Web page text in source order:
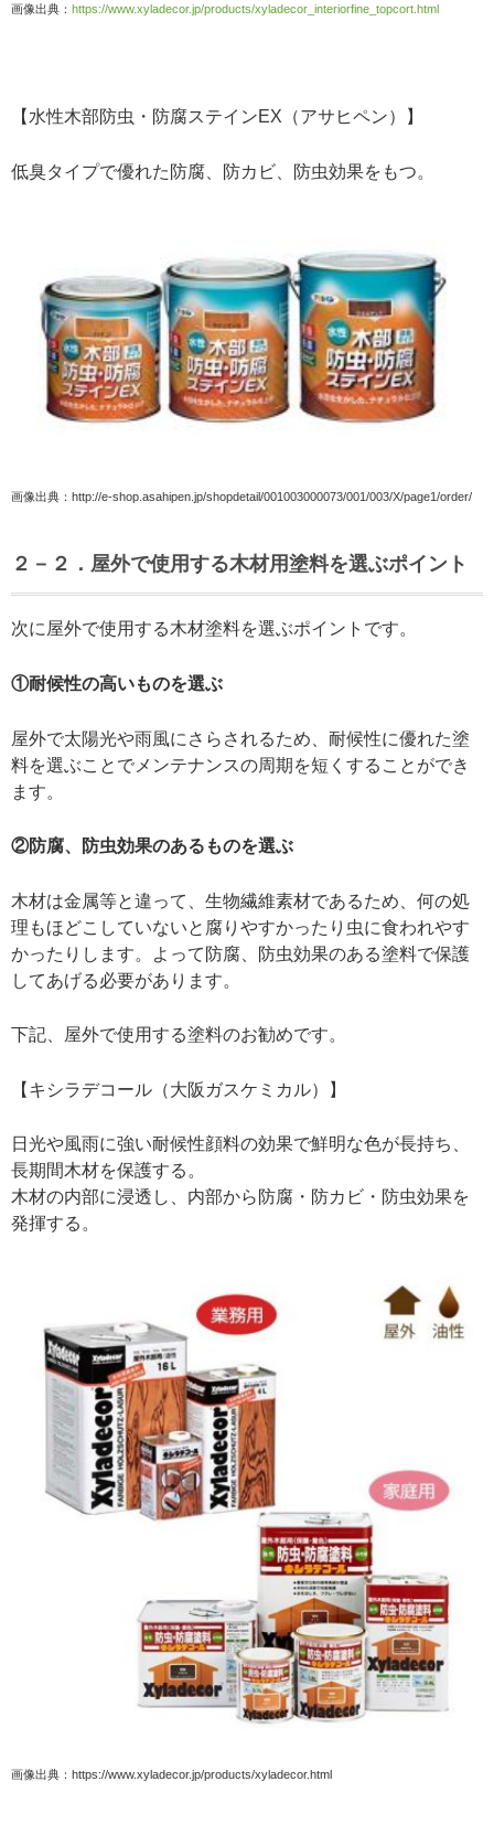
画像出典： https://www.xyladecor.jp/products/xyladecor_interiorfine_topcort.html
【水性木部防虫・防腐ステインEX（アサヒペン）】
低臭タイプで優れた防腐、防カビ、防虫効果をもつ。
画像出典：http://e-shop.asahipen.jp/shopdetail/001003000073/001/003/X/page1/order/
２－２．屋外で使用する木材用塗料を選ぶポイント
次に屋外で使用する木材塗料を選ぶポイントです。
①耐候性の高いものを選ぶ
屋外で太陽光や雨風にさらされるため、耐候性に優れた塗
料を選ぶことでメンテナンスの周期を短くすることができ
ます。
②防腐、防虫効果のあるものを選ぶ
木材は金属等と違って、生物繊維素材であるため、何の処
理もほどこしていないと腐りやすかったり虫に食われやす
かったりします。よって防腐、防虫効果のある塗料で保護
してあげる必要があります。
下記、屋外で使用する塗料のお勧めです。
【キシラデコール（大阪ガスケミカル）】
日光や風雨に強い耐候性顔料の効果で鮮明な色が長持ち、
長期間木材を保護する。
木材の内部に浸透し、内部から防腐・防カビ・防虫効果を
発揮する。
画像出典：https://www.xyladecor.jp/products/xyladecor.html